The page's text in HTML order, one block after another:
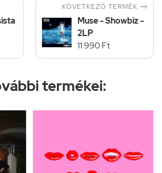
KÖVETKEZŐ TERMÉK 
Muse - Showbiz -
2LP
11 990 Ft
termékei: